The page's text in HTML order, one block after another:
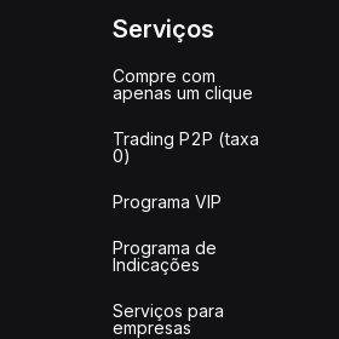
Serviços
Compre com
apenas um clique
Trading P2P (taxa
0)
Programa VIP
Programa de
Indicações
Serviços para
empresas